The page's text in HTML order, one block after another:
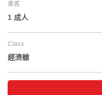
乘客
1 成人
Class
經濟艙